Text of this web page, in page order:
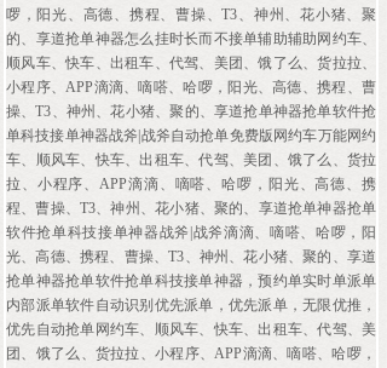
啰，阳光、高德、携程、曹操、T3、神州、花小猪、聚
的、享道抢单神器怎么挂时长而不接单辅助辅助网约车、
顺风车、快车、出租车、代驾、美团、饿了么、货拉拉、
小程序、APP滴滴、嘀嗒、哈啰，阳光、高德、携程、曹
操、T3、神州、花小猪、聚的、享道抢单神器抢单软件抢
单科技接单神器战斧|战斧自动抢单免费版网约车万能网约
车、顺风车、快车、出租车、代驾、美团、饿了么、货拉
拉、小程序、APP滴滴、嘀嗒、哈啰，阳光、高德、携
程、曹操、T3、神州、花小猪、聚的、享道抢单神器抢单
软件抢单科技接单神器战斧|战斧滴滴、嘀嗒、哈啰，阳
光、高德、携程、曹操、T3、神州、花小猪、聚的、享道
抢单神器抢单软件抢单科技接单神器，预约单实时单派单
内部派单软件自动识别优先派单，优先派单，无限优推，
优先自动抢单网约车、顺风车、快车、出租车、代驾、美
团、饿了么、货拉拉、小程序、APP滴滴、嘀嗒、哈啰，